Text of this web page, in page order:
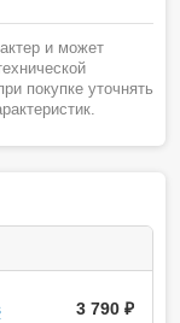
и может
покупке уточнять
3 790